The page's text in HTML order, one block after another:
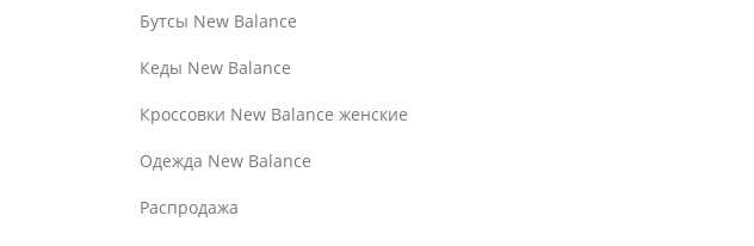
Бутсы New Balance
Кеды New Balance
Кроссовки New Balance женские
Одежда New Balance
Распродажа